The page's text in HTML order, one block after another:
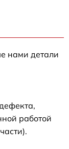
нами детали
работой